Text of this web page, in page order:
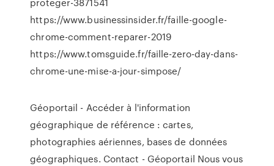
https://www.businessinsider.fr/faille-google-
chrome-comment-reparer-2019
https://www.tomsguide.fr/faille-zero-day-dans-
chrome-une-mise-a-jour-simpose/
Géoportail - Accéder à l'information
géographique de référence : cartes,
photographies aériennes, bases de données
géographiques. Contact - Géoportail Nous vous